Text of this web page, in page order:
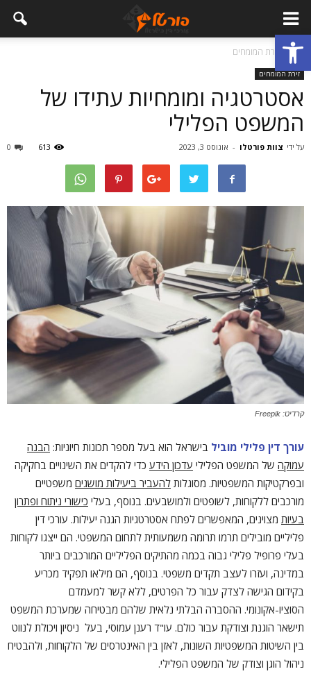
פתח סרגל נגישות
בית זירת המומחים
זירת המומחים
אסטרטגיה ומומחיות עתידו של
המשפט הפלילי
על ידי צוות פורטלו - אוגוסט 3, 2023 0 613
קרדיט: Freepik
עורך דין פלילי מוביל בישראל הוא בעל מספר תכונות חיוניות: הבנה
עמוקה של המשפט הפלילי עדכון הידע כדי להקדים את השינויים בחקיקה
ובפרקטיקות המשפטיות. מסוגלות להעביר ביעילות מושגים משפטיים
מורכבים ללקוחות, לשופטים ולמושבעים. בנוסף, בעלי כישורי ניתוח ופתרון
בעיות מצוינים, המאפשרים לפתח אסטרטגיות הגנה יעילות. עורכי דין
פליליים מובילים תרמו תרומה משמעותית לתחום המשפטי. הם ייצגו לקוחות
בעלי פרופיל פלילי גבוה בכמה מהתיקים הפליליים המורכבים ביותר
במדינה, ועזרו לעצב תקדים משפטי. בנוסף, הם מילאו תפקיד מכריע
בקידום הגישה לצדק עבור כל הפרטים, ללא קשר למעמדם
הסוציו-אקונומי. ההסברה הבלתי נלאית שלהם מבטיחה שמערכת המשפט
תישאר הוגנת וצודקת עבור כולם. עו"ד רענן עמוסי, בעל ניסיון ויכולת לנווט
בין השיטות המשפטיות השונות, לאזן בין האינטרסים של הלקוחות, ולהבטיח
ניהול הוגן וצודק של המשפט הפלילי.